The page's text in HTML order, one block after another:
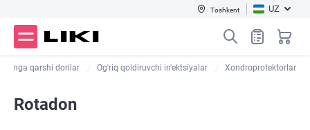
Toshkent UZ
qarshi dorilar Og'riq qoldiruvchi in'ektsiyalar Xondroprotektorlar
Rotadon